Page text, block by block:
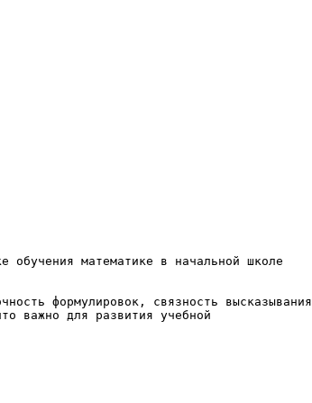
обучения математике в начальной школе
формулировок, связность высказывания
важно для развития учебной